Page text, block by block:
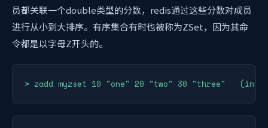
员都关联一个double类型的分数，redis通过这些分数对成员
进行从小到大排序。有序集合有时也被称为ZSet，因为其命
令都是以字母Z开头的。
> zadd myzset 10 "one" 20 "two" 30 "three"